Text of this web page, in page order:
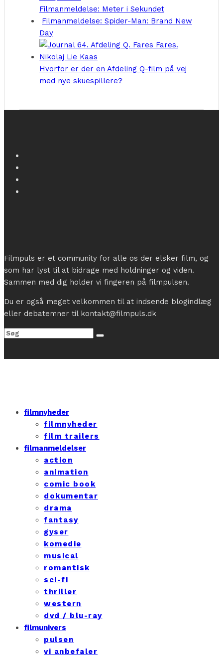
Filmanmeldelse: Meter i Sekundet
Filmanmeldelse: Spider-Man: Brand New
Day
Hvorfor er der en Afdeling Q-film på vej
med nye skuespillere?
Filmpuls er et community for alle os der elsker film, og
som har lyst til at bidrage med holdninger og viden.
Sammen med dig holder vi fingeren på filmpulsen.
Du er også meget velkommen til at indsende blogindlæg
eller debatemner til kontakt@filmpuls.dk
filmnyheder
filmnyheder
film trailers
filmanmeldelser
action
animation
comic book
dokumentar
drama
fantasy
gyser
komedie
musical
romantisk
sci-fi
thriller
western
dvd / blu-ray
filmunivers
pulsen
vi anbefaler